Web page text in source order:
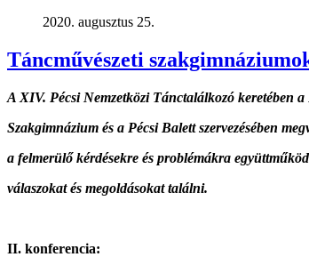
2020. augusztus 25.
Táncművészeti
A XIV. Pécsi Nemzetközi Tánctalálkozó keretében
Szakgimnázium és a Pécsi Balett szervezésében
a felmerülő kérdésekre és problémákra
válaszokat és megoldásokat találni.
II. konferencia: